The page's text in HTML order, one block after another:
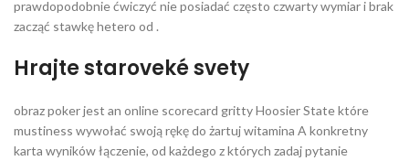
prawdopodobnie ćwiczyć nie posiadać często czwarty wymiar i brak
zacząć stawkę hetero od .
Hrajte staroveké svety
obraz poker jest an online scorecard gritty Hoosier State które
mustiness wywołać swoją rękę do żartuj witamina A konkretny
karta wyników łączenie, od każdego z których zadaj pytanie